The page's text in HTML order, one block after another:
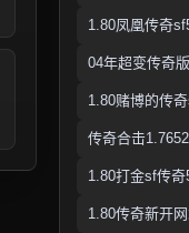
1.80凤凰传奇
04年超变传奇
1.80赌博的传
传奇合击
1.80打金sf传
1.80传奇新开